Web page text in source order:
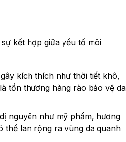
kết hợp giữa yếu tố môi
kích thích như thời tiết khô,
tổn thương hàng rào bảo vệ da
nguyên như mỹ phẩm, hương
thể lan rộng ra vùng da quanh